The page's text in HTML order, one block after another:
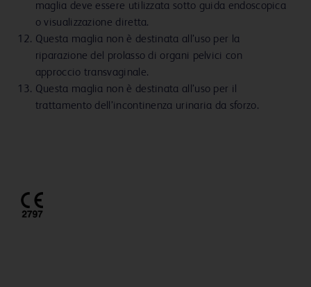
maglia deve essere utilizzata sotto guida endoscopica
o visualizzazione diretta.
Questa maglia non è destinata all’uso per la
riparazione del prolasso di organi pelvici con
approccio transvaginale.
Questa maglia non è destinata all’uso per il
trattamento dell’incontinenza urinaria da sforzo.